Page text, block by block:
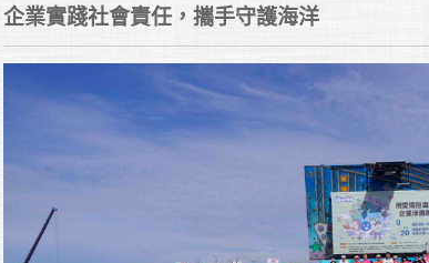
企業實踐社會責任，攜手守護海洋